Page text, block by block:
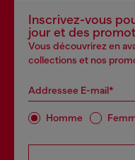
Inscrivez-vous
jour et des
Vous découvrirez en
collections et nos
Addressee E-mail*
Homme